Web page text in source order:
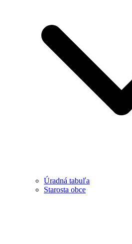
Úradná tabuľa
Starosta obce